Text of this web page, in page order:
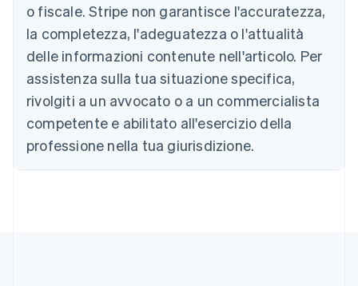
o fiscale. Stripe non garantisce l'accuratezza,
la completezza, l'adeguatezza o l'attualità
delle informazioni contenute nell'articolo. Per
assistenza sulla tua situazione specifica,
rivolgiti a un avvocato o a un commercialista
competente e abilitato all'esercizio della
professione nella tua giurisdizione.
PortuguêsEnglish
Bulgaria
English
Canada
English Français
Cina continentale
Cipro
English